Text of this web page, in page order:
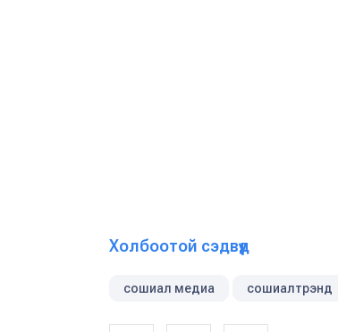
Холбоотой сэдвүүд
сошиал медиа сошиалтрэнд